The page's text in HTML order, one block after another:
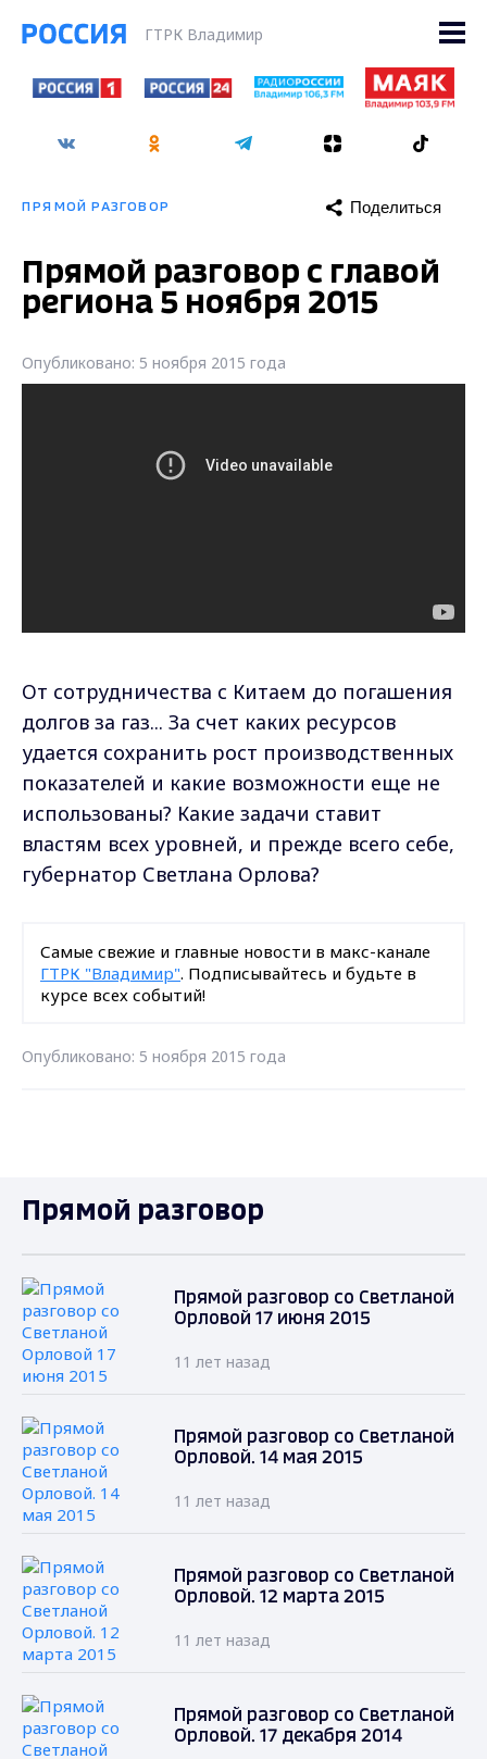
ГТРК Владимир
ПРЯМОЙ РАЗГОВОР Поделиться
Прямой разговор с главой
региона 5 ноября 2015
Опубликовано: 5 ноября 2015 года
От сотрудничества с Китаем до погашения
долгов за газ... За счет каких ресурсов
удается сохранить рост производственных
показателей и какие возможности еще не
использованы? Какие задачи ставит
властям всех уровней, и прежде всего себе,
губернатор Светлана Орлова?
Самые свежие и главные новости в макс-канале
ГТРК "Владимир". Подписывайтесь и будьте в
курсе всех событий!
Опубликовано: 5 ноября 2015 года
Прямой разговор
Прямой разговор со Светланой
Орловой 17 июня 2015
11 лет назад
Прямой разговор со Светланой
Орловой. 14 мая 2015
11 лет назад
Прямой разговор со Светланой
Орловой. 12 марта 2015
11 лет назад
Прямой разговор со Светланой
Орловой. 17 декабря 2014